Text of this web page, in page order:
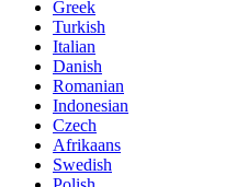
Greek
Turkish
Italian
Danish
Romanian
Indonesian
Czech
Afrikaans
Swedish